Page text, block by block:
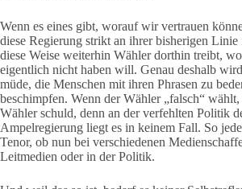
Wenn es eines gibt, worauf wir vertrauen
diese Regierung strikt an ihrer bisherigen Linie
diese Weise weiterhin Wähler dorthin treibt,
eigentlich nicht haben will. Genau deshalb
müde, die Menschen mit ihren Phrasen zu
beschimpfen. Wenn der Wähler „falsch“
Wähler schuld, denn an der verfehlten Politik
Ampelregierung liegt es in keinem Fall. So
Tenor, ob nun bei verschiedenen
Leitmedien oder in der Politik.